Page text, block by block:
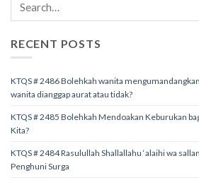
RECENT POSTS
KTQS # 2486 Bolehkah wanita
wanita dianggap aurat atau tidak?
KTQS # 2485 Bolehkah Mendoakan Keburukan
Kita?
KTQS # 2484 Rasulullah Shallallahu ‘alaihi wa
Penghuni Surga